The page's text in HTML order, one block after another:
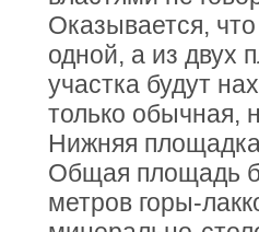
Оказывается,
одной, а из двух
участка будут
только обычная,
Нижняя
Общая площадь
метров горы-